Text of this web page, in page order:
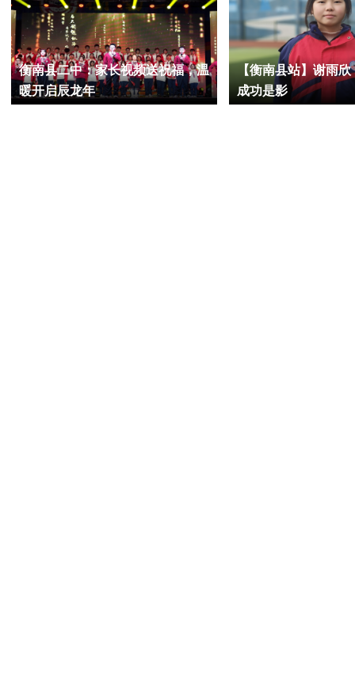
衡南县二中：家长视频送祝福，温
暖开启辰龙年
【衡南县站】谢雨
成功是影